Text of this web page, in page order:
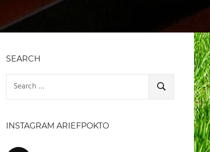
SEARCH
Search
for:
SEARCH
INSTAGRAM ARIEFPOKTO